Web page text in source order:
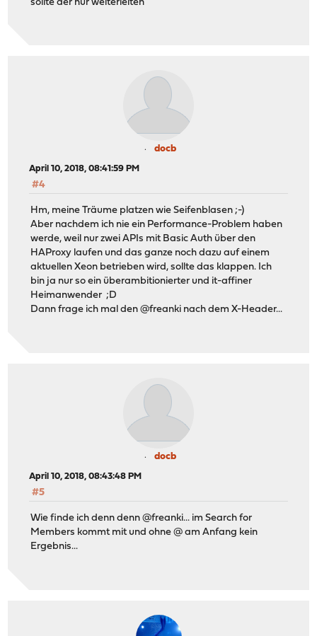
sollte der nur weiterleiten
docb
April 10, 2018, 08:41:59 PM
#4
Hm, meine Träume platzen wie Seifenblasen ;-)
Aber nachdem ich nie ein Performance-Problem haben
werde, weil nur zwei APIs mit Basic Auth über den
HAProxy laufen und das ganze noch dazu auf einem
aktuellen Xeon betrieben wird, sollte das klappen. Ich
bin ja nur so ein überambitionierter und it-affiner
Heimanwender ;D
Dann frage ich mal den @freanki nach dem X-Header...
docb
April 10, 2018, 08:43:48 PM
#5
Wie finde ich denn denn @freanki... im Search for
Members kommt mit und ohne @ am Anfang kein
Ergebnis...